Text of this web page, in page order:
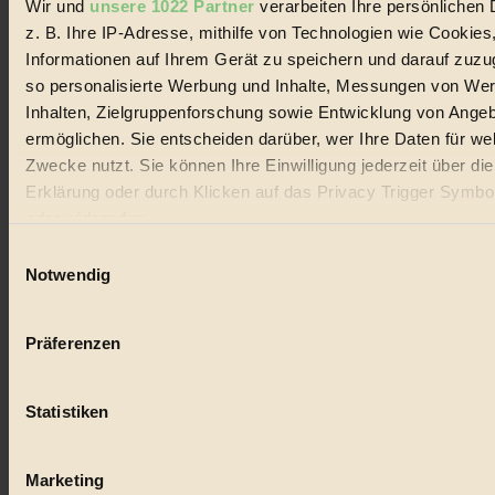
Wir und unsere 1022 Partner verarbeiten Ihre persönlichen
z. B. Ihre IP-Adresse, mithilfe von Technologien wie
Informationen auf Ihrem Gerät zu speichern und darauf
so personalisierte Werbung und Inhalte, Messungen von
Inhalten, Zielgruppenforschung sowie Entwicklung von
ermöglichen. Sie entscheiden darüber, wer Ihre Daten für
Zwecke nutzt. Sie können Ihre Einwilligung jederzeit über
Erklärung oder durch Klicken auf das Privacy Trigger
Wenn Sie es erlauben, würden wir auch gerne:
Ihr Gerät durch aktives Scannen nach bestimmten
Erfahren Sie mehr darüber, wie Ihre persönlichen Daten
Notwendig
Präferenzen
Statistiken
Marketing
Lebensmittel
Natur
kinderbuch
nachhaltig